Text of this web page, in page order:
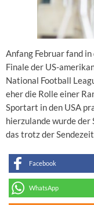
Anfang Februar fand
Finale der US-
National Football
eher die Rolle einer
Sportart in den USA
hierzulande wurde der
das trotz der
Facebook
WhatsApp